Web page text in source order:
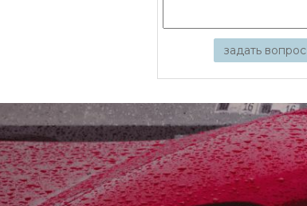
задать вопрос